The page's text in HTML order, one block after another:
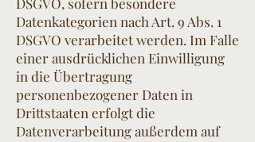
Datenkategorien nach Art. 9 Abs. 1
DSGVO verarbeitet werden. Im Falle
einer ausdrücklichen Einwilligung
in die Übertragung
personenbezogener Daten in
Drittstaaten erfolgt die
Datenverarbeitung außerdem auf